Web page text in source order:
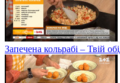
Запечена кольрабі – Твій